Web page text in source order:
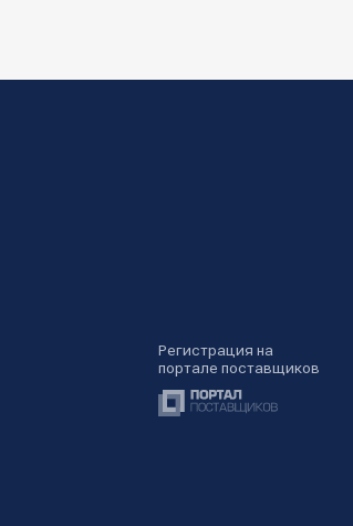
Регистрация на
портале поставщиков